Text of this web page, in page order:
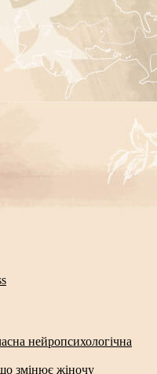
нейропсихологічна
змінює жіночу